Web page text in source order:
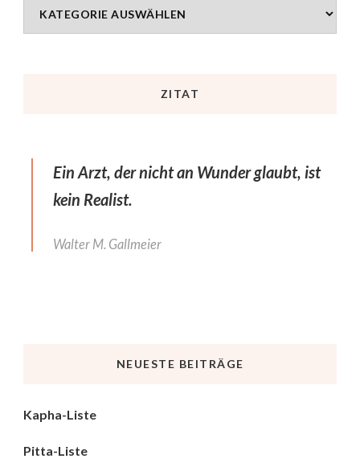
ZITAT
Ein Arzt, der nicht an Wunder glaubt, ist
kein Realist.
Walter M. Gallmeier
NEUESTE BEITRÄGE
Kapha-Liste
Pitta-Liste